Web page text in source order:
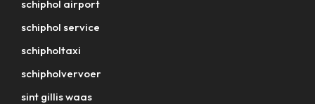
schiphol airport
schiphol service
schipholtaxi
schipholvervoer
sint gillis waas